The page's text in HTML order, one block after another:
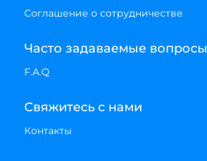
Соглашение о сотрудничестве
Часто задаваемые вопросы
F.A.Q
Свяжитесь с нами
Контакты